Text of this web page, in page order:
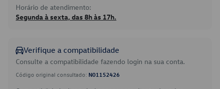
Horário de atendimento:
Segunda à sexta, das 8h às 17h.
Verifique a compatibilidade
Consulte a compatibilidade fazendo login na sua conta.
Código original consultado: N01152426